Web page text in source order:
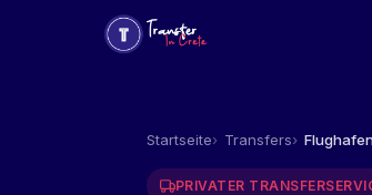
Startseite Transfers
PRIVATER